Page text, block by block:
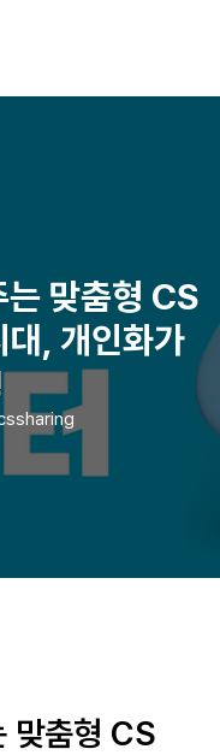
맞춤형 CS
, 개인화가
맞춤형 CS